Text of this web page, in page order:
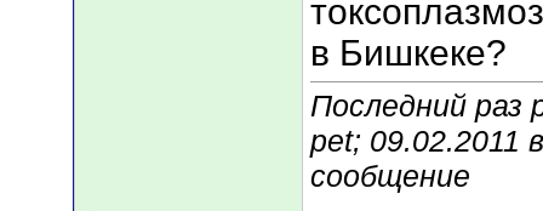
в Бишкеке?
Последний раз
pet; 09.02.2011
сообщение